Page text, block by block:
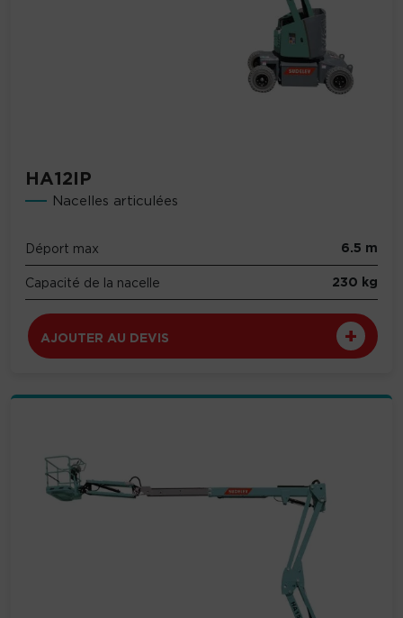
HA12IP
Nacelles articulées
Déport max 6.5 m
Capacité de la nacelle 230 kg
AJOUTER AU DEVIS